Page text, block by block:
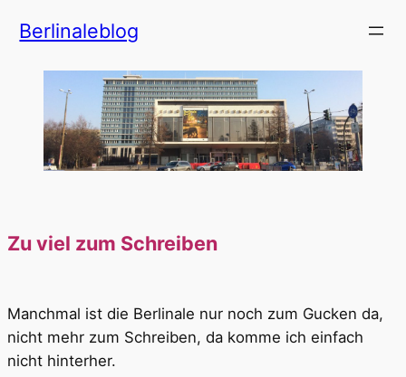
Inhalt
Berlinaleblog
Zu viel zum Schreiben
Manchmal ist die Berlinale nur noch zum Gucken da,
nicht mehr zum Schreiben, da komme ich einfach
nicht hinterher.